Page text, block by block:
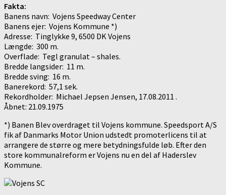
Fakta:
Banens navn: Vojens Speedway Center
Banens ejer: Vojens Kommune *)
Adresse: Tinglykke 9, 6500 DK Vojens
Længde: 300 m.
Overflade: Tegl granulat – shales.
Bredde langsider: 11 m.
Bredde sving: 16 m.
Banerekord: 57,1 sek.
Rekordholder: Michael Jepsen Jensen, 17.08.2011 .
Åbnet: 21.09.1975
*) Banen Blev overdraget til Vojens kommune. Speedsport A/S
fik af Danmarks Motor Union udstedt promoterlicens til at
arrangere de større og mere betydningsfulde løb. Efter den
store kommunalreform er Vojens nu en del af Haderslev
Kommune.